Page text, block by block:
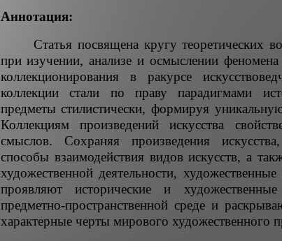
Аннотация:
Статья посвящена кругу теоретических
при изучении, анализе и осмыслении феномена
коллекционирования в ракурсе
коллекции стали по праву парадигмами
предметы стилистически, формируя
Коллекциям произведений искусства
смыслов. Сохраняя произведения
способы взаимодействия видов искусств, а
художественной деятельности,
проявляют исторические и
предметно-пространственной среде и
характерные черты мирового художественного